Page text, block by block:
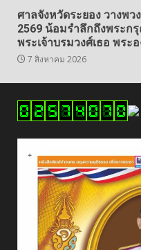
ศาลจังหวัดระยอง วางพว
2569 น้อมรำลึกถึงพระก
พระเจ้าบรมวงศ์เธอ พร
7 สิงหาคม 2026